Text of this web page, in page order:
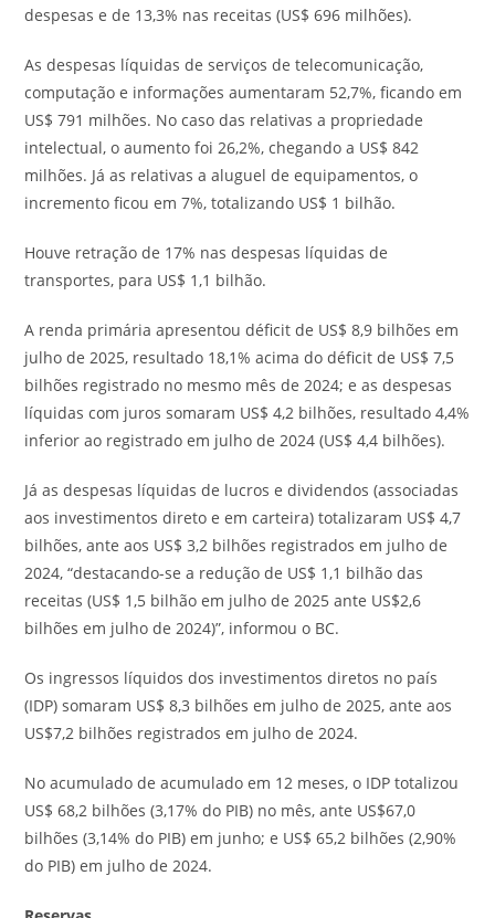
despesas e de 13,3% nas receitas (US$ 696 milhões).
As despesas líquidas de serviços de telecomunicação,
computação e informações aumentaram 52,7%, ficando em
US$ 791 milhões. No caso das relativas a propriedade
intelectual, o aumento foi 26,2%, chegando a US$ 842
milhões. Já as relativas a aluguel de equipamentos, o
incremento ficou em 7%, totalizando US$ 1 bilhão.
Houve retração de 17% nas despesas líquidas de
transportes, para US$ 1,1 bilhão.
A renda primária apresentou déficit de US$ 8,9 bilhões em
julho de 2025, resultado 18,1% acima do déficit de US$ 7,5
bilhões registrado no mesmo mês de 2024; e as despesas
líquidas com juros somaram US$ 4,2 bilhões, resultado 4,4%
inferior ao registrado em julho de 2024 (US$ 4,4 bilhões).
Já as despesas líquidas de lucros e dividendos (associadas
aos investimentos direto e em carteira) totalizaram US$ 4,7
bilhões, ante aos US$ 3,2 bilhões registrados em julho de
2024, “destacando-se a redução de US$ 1,1 bilhão das
receitas (US$ 1,5 bilhão em julho de 2025 ante US$2,6
bilhões em julho de 2024)”, informou o BC.
Os ingressos líquidos dos investimentos diretos no país
(IDP) somaram US$ 8,3 bilhões em julho de 2025, ante aos
US$7,2 bilhões registrados em julho de 2024.
No acumulado de acumulado em 12 meses, o IDP totalizou
US$ 68,2 bilhões (3,17% do PIB) no mês, ante US$67,0
bilhões (3,14% do PIB) em junho; e US$ 65,2 bilhões (2,90%
do PIB) em julho de 2024.